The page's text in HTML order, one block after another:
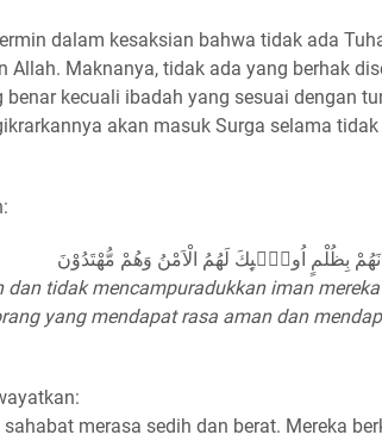
dalam kesaksian bahwa tidak ada
Allah. Maknanya, tidak ada yang berhak
kecuali ibadah yang sesuai dengan
akan masuk Surga selama
dan tidak mencampuradukkan iman
yang mendapat rasa aman dan
merasa sedih dan berat. Mereka